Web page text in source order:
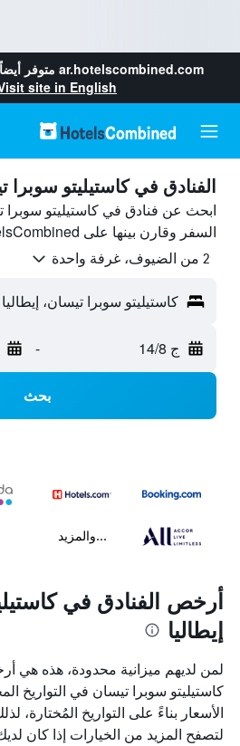
ar.hotelscombined.com متوفر
site in English
الفنادق في كاستيليتو سوبرا
ابحث عن فنادق في كاستيليتو
السفر وقارن بينها على HotelsCombined ووفّر.
2 من الضيوف، غرفة واحدة
كاستيليتو سوبرا تيسان، إيطاليا
ج 14/8 -
بحث
...والمزيد
أرخص الفنادق في
إيطاليا
لمن لديهم ميزانية محدودة، هذه هي
كاستيليتو سوبرا تيسان في التواريخ
الأسعار بناءً على التواريخ المُختارة،
لتصفح المزيد من الخيارات إذا كان